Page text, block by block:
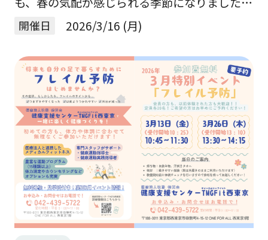
気持ちよく体を動かして、元気にお花見に出か
動 […]
開催日 2026/3/16 (月)